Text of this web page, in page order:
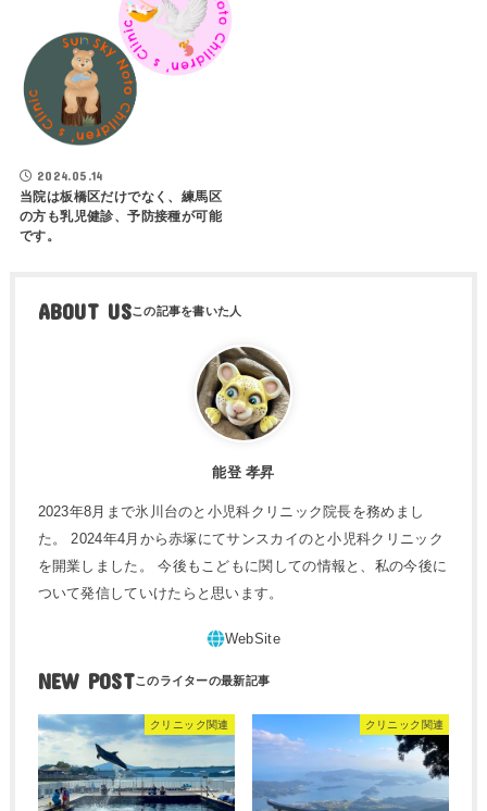
2024.05.14
当院は板橋区だけでなく、練馬区
の方も乳児健診、予防接種が可能
です。
ABOUT US
能登 孝昇
2023年8月まで氷川台のと小児科クリニック院長を務めまし
た。 2024年4月から赤塚にてサンスカイのと小児科クリニック
を開業しました。 今後もこどもに関しての情報と、私の今後に
ついて発信していけたらと思います。
NEW POST
クリニック関連 クリニック関連